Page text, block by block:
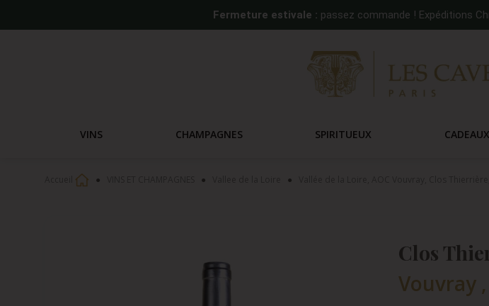
Fermeture estivale : passez commande ! Expéditions
VINS CHAMPAGNES SPIRITUEUX
Clos
Vouvray